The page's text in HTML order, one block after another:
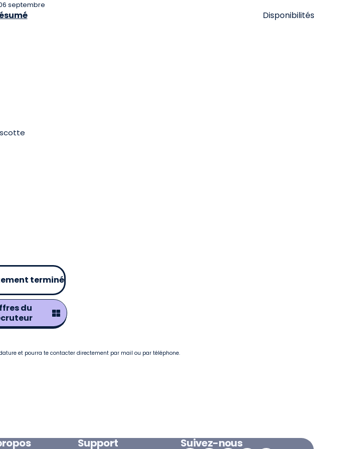
septembre
Disponibilités
terminé
du
et pourra te contacter directement par mail ou par téléphone.
Support Suivez-nous